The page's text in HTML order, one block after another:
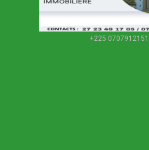
+225 0707912151